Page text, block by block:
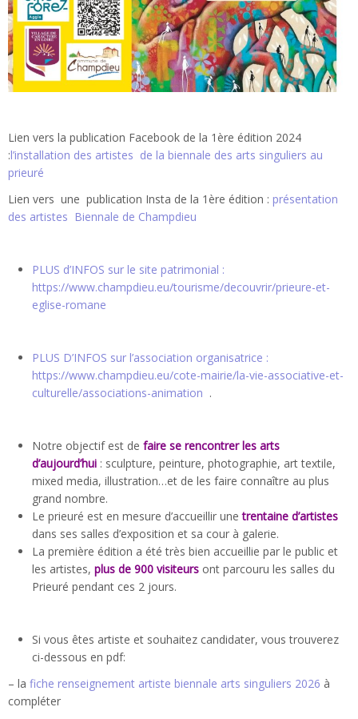
Lien vers la publication Facebook de la 1ère édition 2024
:l’installation des artistes de la biennale des arts singuliers au
prieuré
Lien vers une publication Insta de la 1ère édition : présentation
des artistes Biennale de Champdieu
PLUS d’INFOS sur le site patrimonial :
https://www.champdieu.eu/tourisme/decouvrir/prieure-et-
eglise-romane
PLUS D’INFOS sur l’association organisatrice :
https://www.champdieu.eu/cote-mairie/la-vie-associative-et-
culturelle/associations-animation .
Notre objectif est de faire se rencontrer les arts
d’aujourd’hui : sculpture, peinture, photographie, art textile,
mixed media, illustration…et de les faire connaître au plus
grand nombre.
Le prieuré est en mesure d’accueillir unetrentaine d’artistes
dans ses salles d’exposition et sa cour à galerie.
La première édition a été très bien accueillie par le public et
les artistes, plus de 900 visiteurs ont parcouru les salles du
Prieuré pendant ces 2 jours.
Si vous êtes artiste et souhaitez candidater, vous trouverez
ci-dessous en pdf:
– la fiche renseignement artiste biennale arts singuliers 2026 à
compléter